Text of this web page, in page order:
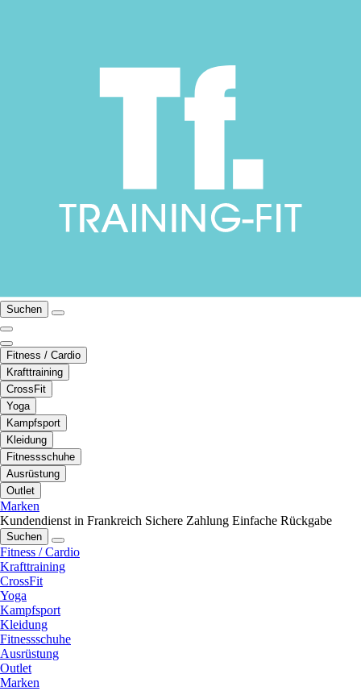
Suchen
Fitness / Cardio
Krafttraining
CrossFit
Yoga
Kampfsport
Kleidung
Fitnessschuhe
Ausrüstung
Outlet
Marken
Kundendienst in Frankreich Sichere Zahlung Einfache Rückgabe
Suchen
Fitness / Cardio
Krafttraining
CrossFit
Yoga
Kampfsport
Kleidung
Fitnessschuhe
Ausrüstung
Outlet
Marken